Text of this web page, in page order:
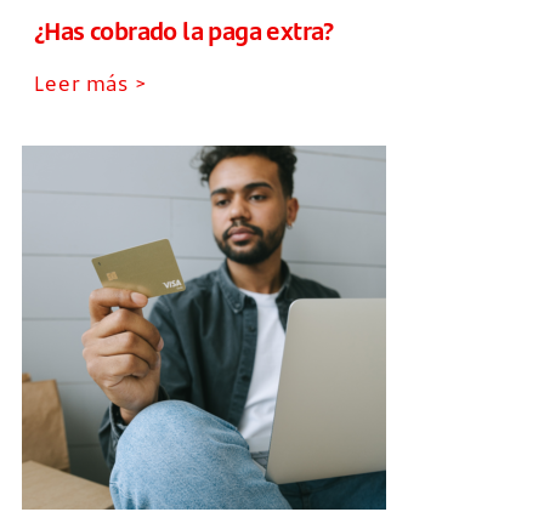
¿Has cobrado la paga extra?
Leer más >